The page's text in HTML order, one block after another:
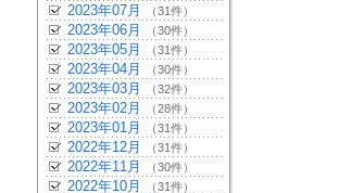
2023年07月 （31件）
2023年06月 （30件）
2023年05月 （31件）
2023年04月 （30件）
2023年03月 （32件）
2023年02月 （28件）
2023年01月 （31件）
2022年12月 （31件）
2022年11月 （30件）
2022年10月 （31件）